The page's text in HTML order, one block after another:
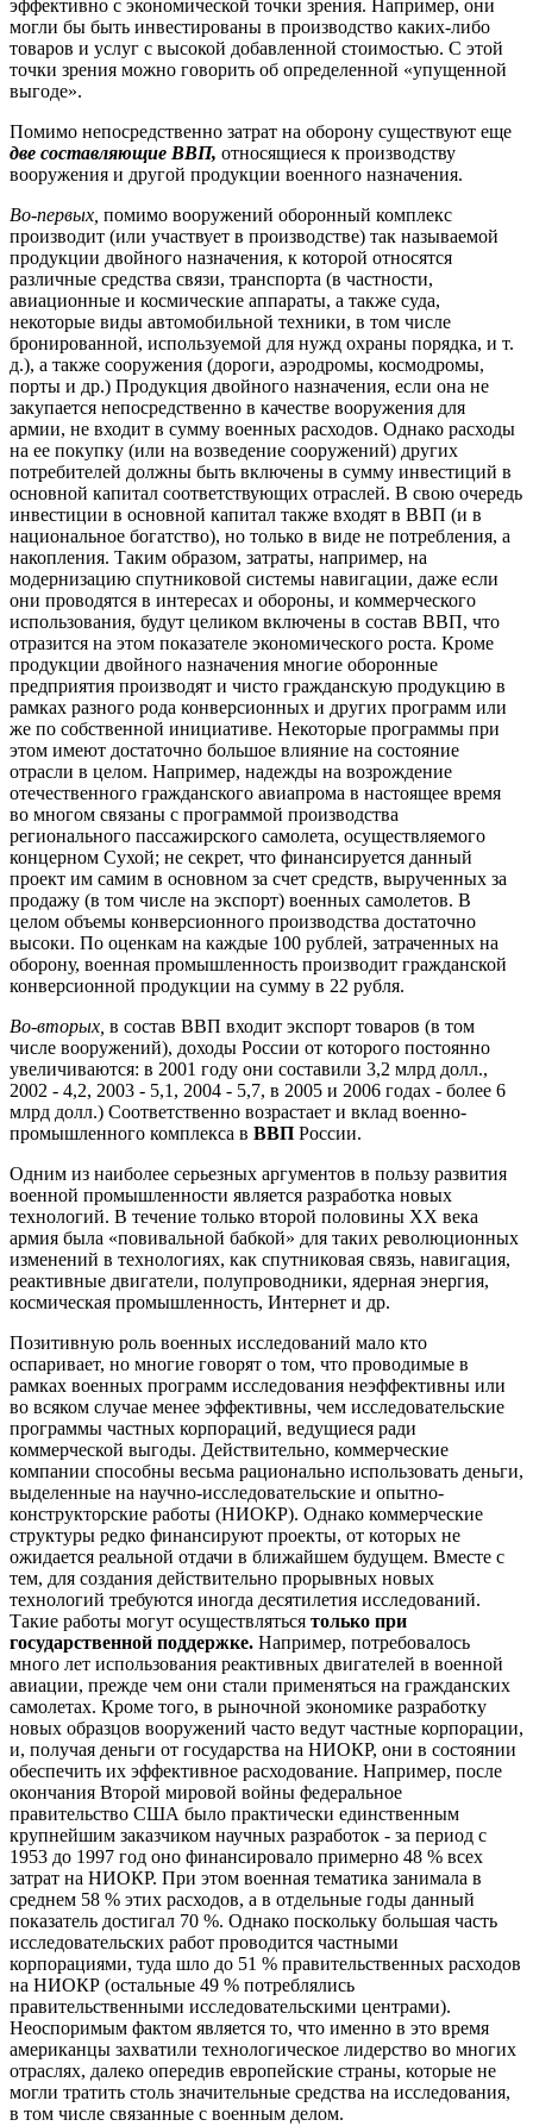
эффективно с экономической точки зрения. Например, они
могли бы быть инвестированы в производство каких-либо
товаров и услуг с высокой добавленной стоимостью. С этой
точки зрения можно говорить об определенной «упущенной
выгоде».
Помимо непосредственно затрат на оборону существуют еще
две составляющие ВВП, относящиеся к производству
вооружения и другой продукции военного назначения.
Во-первых, помимо вооружений оборонный комплекс
производит (или участвует в производстве) так называемой
продукции двойного назначения, к которой относятся
различные средства связи, транспорта (в частности,
авиационные и космические аппараты, а также суда,
некоторые виды автомобильной техники, в том числе
бронированной, используемой для нужд охраны порядка, и т.
д.), а также сооружения (дороги, аэродромы, космодромы,
порты и др.) Продукция двойного назначения, если она не
закупается непосредственно в качестве вооружения для
армии, не входит в сумму военных расходов. Однако расходы
на ее покупку (или на возведение сооружений) других
потребителей должны быть включены в сумму инвестиций в
основной капитал соответствующих отраслей. В свою очередь
инвестиции в основной капитал также входят в ВВП (и в
национальное богатство), но только в виде не потребления, а
накопления. Таким образом, затраты, например, на
модернизацию спутниковой системы навигации, даже если
они проводятся в интересах и обороны, и коммерческого
использования, будут целиком включены в состав ВВП, что
отразится на этом показателе экономического роста. Кроме
продукции двойного назначения многие оборонные
предприятия производят и чисто гражданскую продукцию в
рамках разного рода конверсионных и других программ или
же по собственной инициативе. Некоторые программы при
этом имеют достаточно большое влияние на состояние
отрасли в целом. Например, надежды на возрождение
отечественного гражданского авиапрома в настоящее время
во многом связаны с программой производства
регионального пассажирского самолета, осуществляемого
концерном Сухой; не секрет, что финансируется данный
проект им самим в основном за счет средств, вырученных за
продажу (в том числе на экспорт) военных самолетов. В
целом объемы конверсионного производства достаточно
высоки. По оценкам на каждые 100 рублей, затраченных на
оборону, военная промышленность производит гражданской
конверсионной продукции на сумму в 22 рубля.
Во-вторых, в состав ВВП входит экспорт товаров (в том
числе вооружений), доходы России от которого постоянно
увеличиваются: в 2001 году они составили 3,2 млрд долл.,
2002 - 4,2, 2003 - 5,1, 2004 - 5,7, в 2005 и 2006 годах - более 6
млрд долл.) Соответственно возрастает и вклад военно-
промышленного комплекса в ВВП России.
Одним из наиболее серьезных аргументов в пользу развития
военной промышленности является разработка новых
технологий. В течение только второй половины XX века
армия была «повивальной бабкой» для таких революционных
изменений в технологиях, как спутниковая связь, навигация,
реактивные двигатели, полупроводники, ядерная энергия,
космическая промышленность, Интернет и др.
Позитивную роль военных исследований мало кто
оспаривает, но многие говорят о том, что проводимые в
рамках военных программ исследования неэффективны или
во всяком случае менее эффективны, чем исследовательские
программы частных корпораций, ведущиеся ради
коммерческой выгоды. Действительно, коммерческие
компании способны весьма рационально использовать деньги,
выделенные на научно-исследовательские и опытно-
конструкторские работы (НИОКР). Однако коммерческие
структуры редко финансируют проекты, от которых не
ожидается реальной отдачи в ближайшем будущем. Вместе с
тем, для создания действительно прорывных новых
технологий требуются иногда десятилетия исследований.
Такие работы могут осуществляться только при
государственной поддержке. Например, потребовалось
много лет использования реактивных двигателей в военной
авиации, прежде чем они стали применяться на гражданских
самолетах. Кроме того, в рыночной экономике разработку
новых образцов вооружений часто ведут частные корпорации,
и, получая деньги от государства на НИОКР, они в состоянии
обеспечить их эффективное расходование. Например, после
окончания Второй мировой войны федеральное
правительство США было практически единственным
крупнейшим заказчиком научных разработок - за период с
1953 до 1997 год оно финансировало примерно 48 % всех
затрат на НИОКР. При этом военная тематика занимала в
среднем 58 % этих расходов, а в отдельные годы данный
показатель достигал 70 %. Однако поскольку большая часть
исследовательских работ проводится частными
корпорациями, туда шло до 51 % правительственных расходов
на НИОКР (остальные 49 % потреблялись
правительственными исследовательскими центрами).
Неоспоримым фактом является то, что именно в это время
американцы захватили технологическое лидерство во многих
отраслях, далеко опередив европейские страны, которые не
могли тратить столь значительные средства на исследования,
в том числе связанные с военным делом.